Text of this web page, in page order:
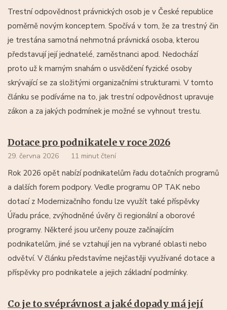
Trestní odpovědnost právnických osob je v České republice
poměrně novým konceptem. Spočívá v tom, že za trestný čin
je trestána samotná nehmotná právnická osoba, kterou
představují její jednatelé, zaměstnanci apod. Nedochází
proto už k marným snahám o usvědčení fyzické osoby
skrývající se za složitými organizačními strukturami. V tomto
článku se podíváme na to, jak trestní odpovědnost upravuje
zákon a za jakých podmínek je možné se vyhnout trestu.
Dotace pro podnikatele v roce 2026
29. června 2026 11 minut čtení
Rok 2026 opět nabízí podnikatelům řadu dotačních programů
a dalších forem podpory. Vedle programu OP TAK nebo
dotací z Modernizačního fondu lze využít také příspěvky
Úřadu práce, zvýhodněné úvěry či regionální a oborové
programy. Některé jsou určeny pouze začínajícím
podnikatelům, jiné se vztahují jen na vybrané oblasti nebo
odvětví. V článku představíme nejčastěji využívané dotace a
příspěvky pro podnikatele a jejich základní podmínky.
Co je to svéprávnost a jaké dopady má její